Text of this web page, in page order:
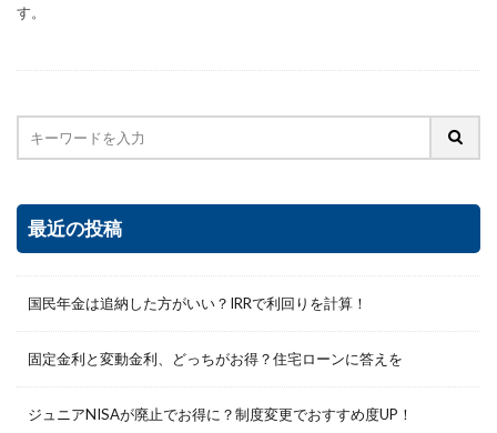
す。
最近の投稿
国民年金は追納した方がいい？IRRで利回りを計算！
固定金利と変動金利、どっちがお得？住宅ローンに答えを
ジュニアNISAが廃止でお得に？制度変更でおすすめ度UP！